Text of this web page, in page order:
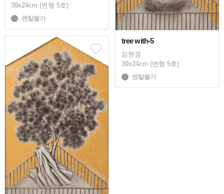
39x24cm (변형 5호)
렌탈불가
tree with-5
임현경
39x24cm (변형 5호)
렌탈불가